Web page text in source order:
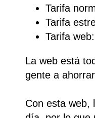
Tarifa
Tarifa
Tarifa
La web está
gente a
Con esta web,